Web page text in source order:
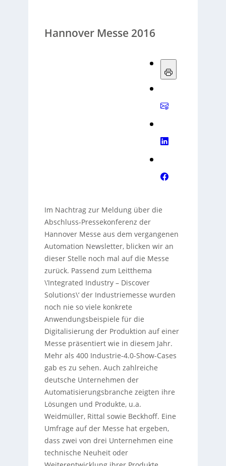
Hannover Messe 2016
Im Nachtrag zur Meldung über die
Abschluss-Pressekonferenz der
Hannover Messe aus dem vergangenen
Automation Newsletter, blicken wir an
dieser Stelle noch mal auf die Messe
zurück. Passend zum Leitthema
\’Integrated Industry – Discover
Solutions\‘ der Industriemesse wurden
noch nie so viele konkrete
Anwendungsbeispiele für die
Digitalisierung der Produktion auf einer
Messe präsentiert wie in diesem Jahr.
Mehr als 400 Industrie-4.0-Show-Cases
gab es zu sehen. Auch zahlreiche
deutsche Unternehmen der
Automatisierungsbranche zeigten ihre
Lösungen und Produkte, u.a.
Weidmüller, Rittal sowie Beckhoff. Eine
Umfrage auf der Messe hat ergeben,
dass zwei von drei Unternehmen eine
technische Neuheit oder